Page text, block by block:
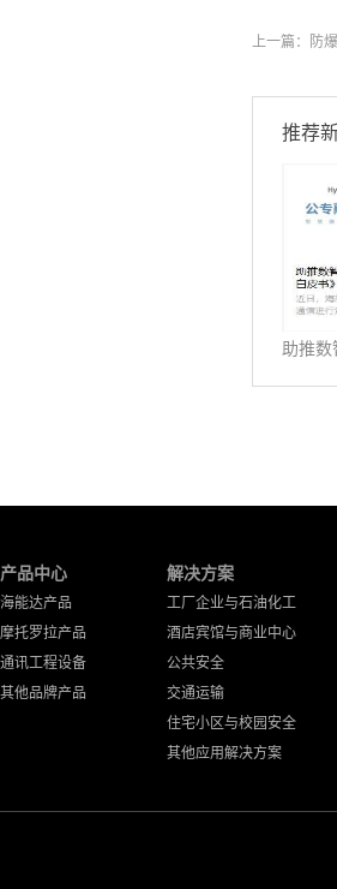
上一篇： 防
推荐
产品中心
海能达产品
摩托罗拉产品
通讯工程设备
其他品牌产品
解决方案
工厂企业与石油化工
酒店宾馆与商业中心
公共安全
交通运输
住宅小区与校园安全
其他应用解决方案